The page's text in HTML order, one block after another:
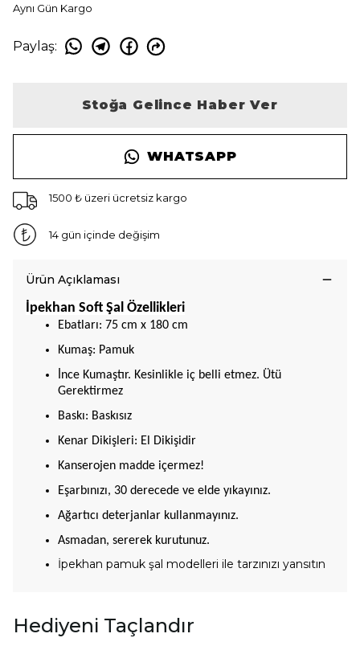
Aynı Gün Kargo
Paylaş:
Stoğa Gelince Haber Ver
WHATSAPP
1500 ₺ üzeri ücretsiz kargo
14 gün içinde değişim
Ürün Açıklaması
İpekhan Soft Şal Özellikleri
Ebatları: 75 cm x 180 cm
Kumaş: Pamuk
İnce Kumaştır. Kesinlikle iç belli etmez. Ütü
Gerektirmez
Baskı: Baskısız
Kenar Dikişleri: El Dikişidir
Kanserojen madde içermez!
Eşarbınızı, 30 derecede ve elde yıkayınız.
Ağartıcı deterjanlar kullanmayınız.
Asmadan, sererek kurutunuz.
İpekhan pamuk şal modelleri ile tarzınızı yansıtın
Hediyeni Taçlandır